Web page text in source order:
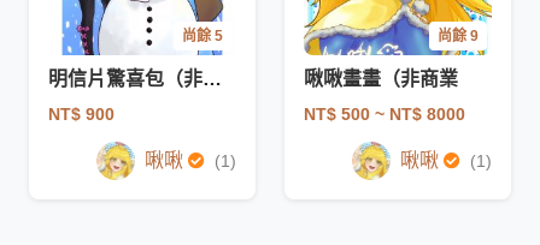
尚餘 5
明信片驚喜包（非商業）
NT$ 900
啾啾 (1)
尚餘 9
啾啾畫畫（非商業
NT$ 500 ~ NT$ 8000
啾啾 (1)